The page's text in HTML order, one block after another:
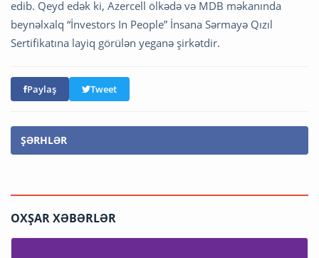
edib. Qeyd edək ki, Azercell ölkədə və MDB məkanında
beynəlxalq “İnvestors In People” İnsana Sərmayə Qızıl
Sertifikatına layiq görülən yeganə şirkətdir.
Paylaş Tweet
ŞƏRHLƏR
OXŞAR XƏBƏRLƏR